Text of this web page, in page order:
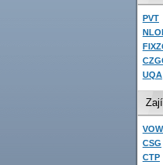
PVT
UQA
CSG
CTP